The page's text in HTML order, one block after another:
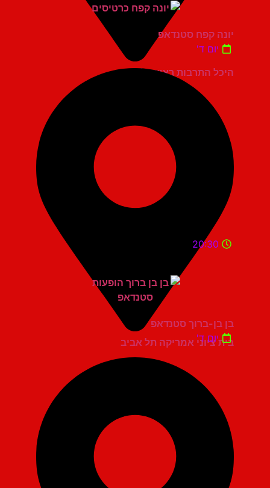
היכל התרבות ראשון לציון
יונה קפח סטנדאפ
יום ד'
בית ציוני אמריקה תל אביב
20:30
בן בן-ברוך סטנדאפ
יום ד'